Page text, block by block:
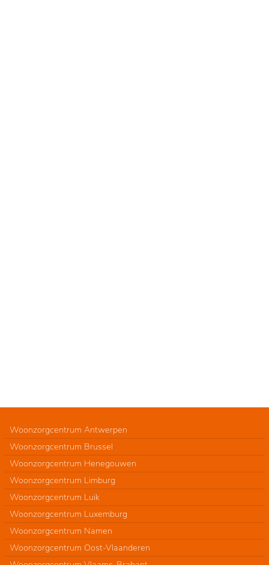
Woonzorgcentrum Antwerpen
Woonzorgcentrum Brussel
Woonzorgcentrum Henegouwen
Woonzorgcentrum Limburg
Woonzorgcentrum Luik
Woonzorgcentrum Luxemburg
Woonzorgcentrum Namen
Woonzorgcentrum Oost-Vlaanderen